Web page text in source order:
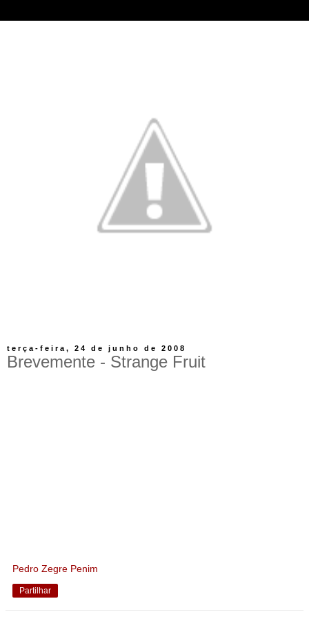
terça-feira, 24 de junho de 2008
Brevemente - Strange Fruit
Pedro Zegre Penim
Partilhar